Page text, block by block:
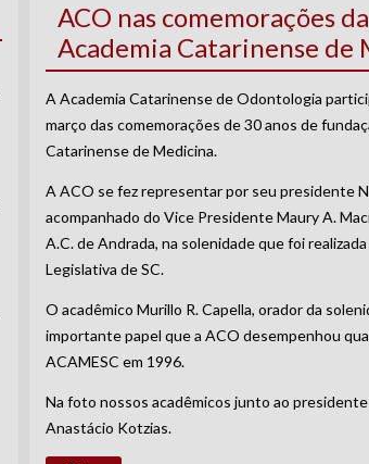
ACO nas comemorações
Academia Catarinense de
A Academia Catarinense de Odontologia
março das comemorações de 30 anos de
Catarinense de Medicina.
A ACO se fez representar por seu presidente
acompanhado do Vice Presidente Maury A.
A.C. de Andrada, na solenidade que foi
Legislativa de SC.
O acadêmico Murillo R. Capella, orador da
importante papel que a ACO desempenhou
ACAMESC em 1996.
Na foto nossos acadêmicos junto ao presidente
Anastácio Kotzias.